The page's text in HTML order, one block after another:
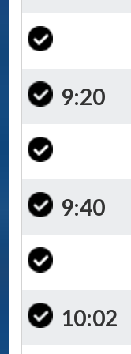
9:20
9:40
10:02